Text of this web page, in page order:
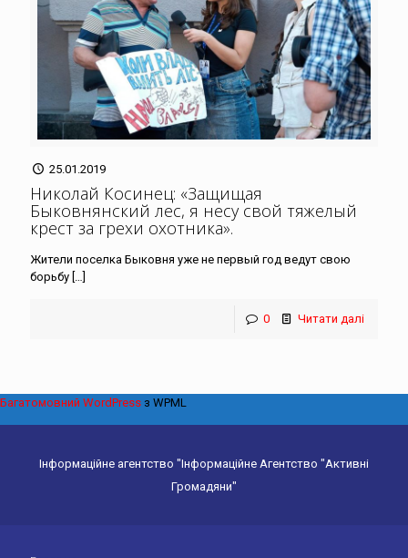
25.01.2019
Николай Косинец: «Защищая
Быковнянский лес, я несу свой тяжелый
крест за грехи охотника».
Жители поселка Быковня уже не первый год ведут свою
борьбу […]
0 Читати далі
Інформаційне агентство "Інформаційне Агентство "Активні
Громадяни"
Багатомовний WordPress з WPML